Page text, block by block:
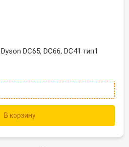
Фильтр для пылесоса Dyson DC65, DC66, DC41 тип1
В корзину